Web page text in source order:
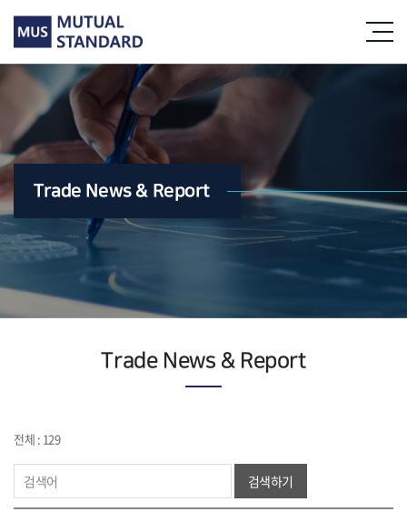
Trade News & Report
Trade News & Report
전체 : 129
검색하기